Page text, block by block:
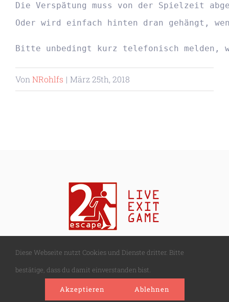
Die Verspätung muss von der Spielzeit
Oder wird einfach hinten dran gehängt,
Bitte unbedingt kurz telefonisch melden,
Von NRohlfs | März 25th, 2018
© Copyright2026 | 2escape |Impressum|Datenschutz
Diese Webseite nutzt Cookies und Dienste dritter. Bitte
bestätige, dass du damit einverstanden bist.
Akzeptieren Ablehnen